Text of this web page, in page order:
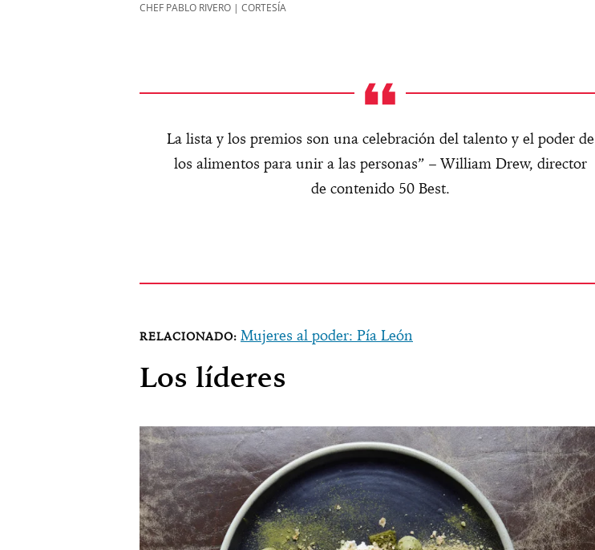
CHEF PABLO RIVERO | CORTESÍA
La lista y los premios son una celebración del talento y el poder de
los alimentos para unir a las personas” – William Drew, director
de contenido 50 Best.
Mujeres al poder: Pía León
Los líderes